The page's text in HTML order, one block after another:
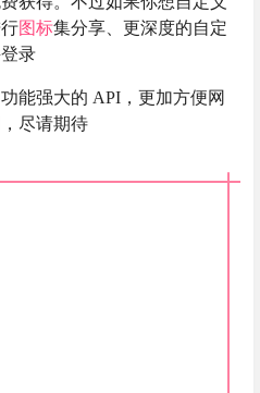
图标集分享、更深度的自定
录
能强大的 API，更加方便网
尽请期待